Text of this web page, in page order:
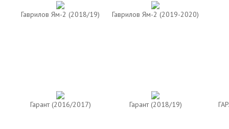
Гаврилов Ям-2 (2018/19) Гаврилов Ям-2 (2019-2020)
Гарант (2016/2017) Гарант (2018/19)